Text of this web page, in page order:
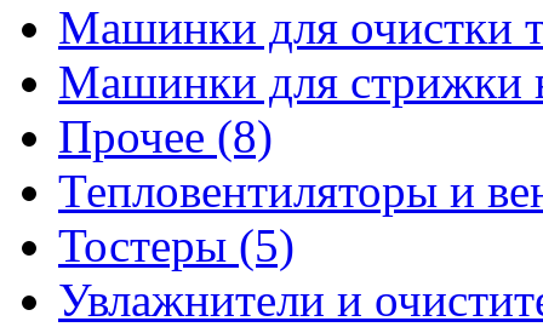
Машинки для очистки
Машинки для стрижки
Прочее (8)
Тепловентиляторы и
Тостеры (5)
Увлажнители и